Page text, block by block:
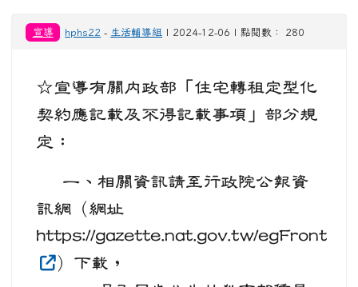
宣導 hphs22 - 生活輔導組 | 2024-12-06 | 點閱數： 280
☆宣導有關內政部「住宅轉租定型化
契約應記載及不得記載事項」部分規
定：
一、相關資訊請至行政院公報資
訊網（網址
https://gazette.nat.gov.tw/egFront
）下載，